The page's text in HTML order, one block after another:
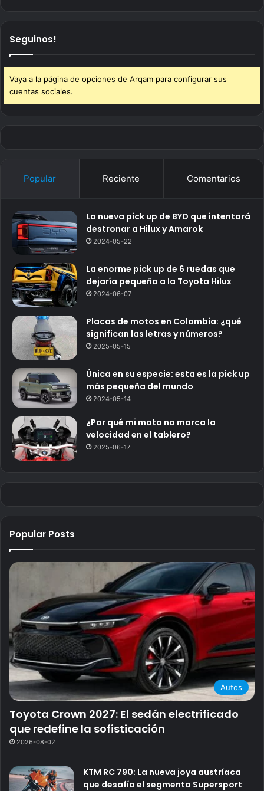
Seguinos!
Vaya a la página de opciones de Arqam para configurar sus
cuentas sociales.
Popular Reciente Comentarios
La nueva pick up de BYD que intentará
destronar a Hilux y Amarok
2024-05-22
La enorme pick up de 6 ruedas que
dejaría pequeña a la Toyota Hilux
2024-06-07
Placas de motos en Colombia: ¿qué
significan las letras y números?
2025-05-15
Única en su especie: esta es la pick up
más pequeña del mundo
2024-05-14
¿Por qué mi moto no marca la
velocidad en el tablero?
2025-06-17
Popular Posts
Autos
Toyota Crown 2027: El sedán electrificado
que redefine la sofisticación
2026-08-02
KTM RC 790: La nueva joya austríaca
que desafía el segmento Supersport